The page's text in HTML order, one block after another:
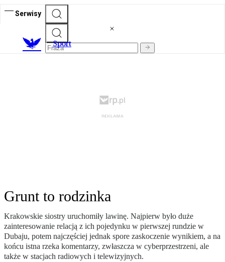
Serwisy
Sport
Grunt to rodzinka
Krakowskie siostry uruchomiły lawinę. Najpierw było duże
zainteresowanie relacją z ich pojedynku w pierwszej rundzie w
Dubaju, potem najczęściej jednak spore zaskoczenie wynikiem, a na
końcu istna rzeka komentarzy, zwłaszcza w cyberprzestrzeni, ale
także w stacjach radiowych i telewizyjnych.